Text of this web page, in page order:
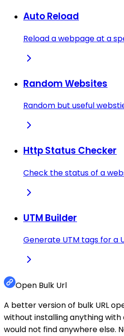
Auto Reload
Reload a webpage at a
Random Websites
Random but useful
Http Status Checker
Check the status of a
UTM Builder
Generate UTM tags for a
Open Bulk Url
A better version of bulk URL
without installing anything
would not find anywhere else.